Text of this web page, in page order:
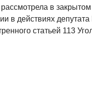
в
в действиях
статьей 113